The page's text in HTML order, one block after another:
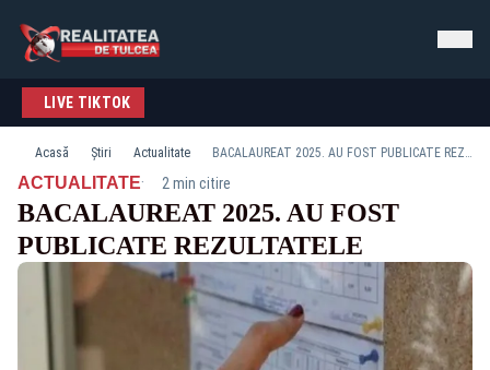
LIVE TIKTOK
Acasă Știri Actualitate BACALAUREAT 2025. AU FOST PUBLICATE REZULTATELE
ACTUALITATE· 2 min citire
BACALAUREAT 2025. AU FOST
PUBLICATE REZULTATELE